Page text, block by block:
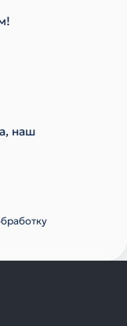
наш